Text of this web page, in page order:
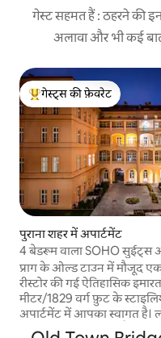
गेस्ट सहमत हैं : ठहरने की
अलावा और भी कई
गेस्ट्स का टॉप फ़ेवरेट
गेस्ट्स की फ़ेवरेट
पुराना शहर में अपार्टमेंट
4 बेडरूम वाला SOHO सुईट्स
बिलियर्ड्स| #A302
प्राग के ओल्ड टाउन में मौजूद
रीस्टोर की गई ऐतिहासिक
मीटर/1829 वर्ग फ़ुट के
अपार्टमेंट में आपका स्वागत है।
चार्ल्स ब्रिज 3 मिनट की पैदल